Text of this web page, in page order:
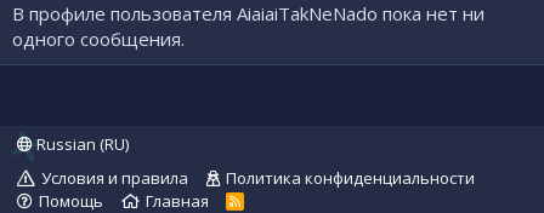
В профиле пользователя AiaiaiTakNeNado пока нет ни
одного сообщения.
Russian (RU)
Условия и правила
Политика конфиденциальности
Помощь
Главная
R